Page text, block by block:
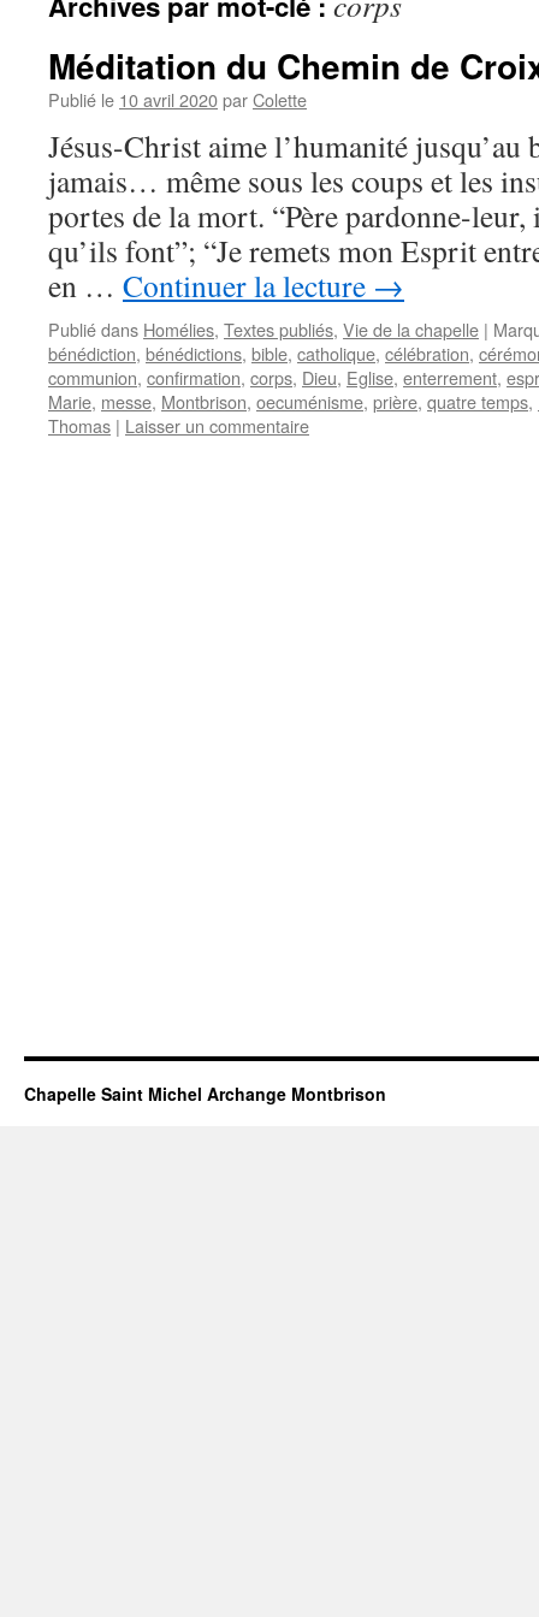
Méditation du Chemin de
Publié le 10 avril 2020parColette
Jésus-Christ aime l’humanité jusqu’au
jamais… même sous les coups et les
portes de la mort. “Père pardonne-leur,
qu’ils font”; “Je remets mon Esprit
en … Continuer la lecture →
Publié dans Homélies, Textes publiés, Vie de la chapelle |
bénédiction, bénédictions, bible, catholique, célébration,
communion, confirmation, corps, Dieu, Eglise, enterrement,
Marie, messe, Montbrison, oecuménisme, prière, quatre temps,
Thomas | Laisser un commentaire
Chapelle Saint Michel Archange Montbrison